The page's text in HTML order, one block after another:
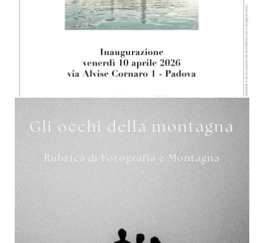
Gli occhi della montagna
Rubrica di Fotografia e Montagna